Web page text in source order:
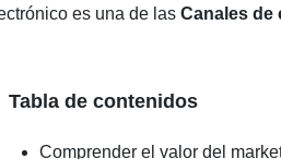
es una de las Canales de
Tabla de contenidos
Comprender el valor del